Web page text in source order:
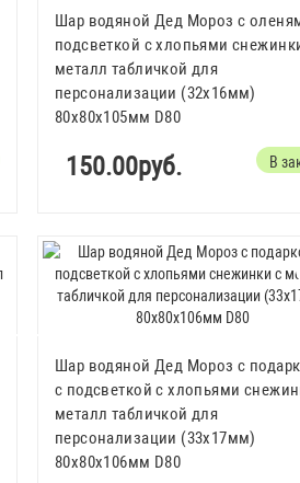
Шар водяной Дед Мороз с
подсветкой с хлопьями
металл табличкой для
персонализации (32х16мм)
80x80x105мм D80
150.00руб. В
Шар водяной Дед Мороз с
с подсветкой с хлопьями
металл табличкой для
персонализации (33х17мм)
80x80x106мм D80